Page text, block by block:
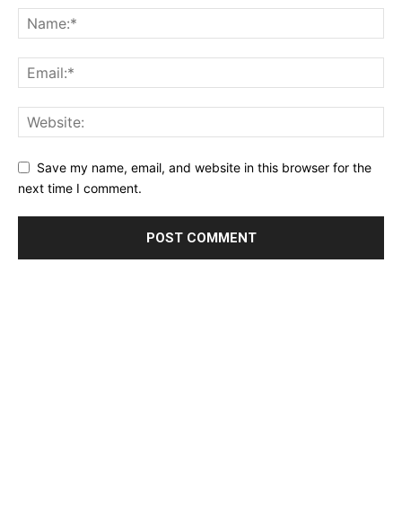
Save my name, email, and website in this browser for the
next time I comment.